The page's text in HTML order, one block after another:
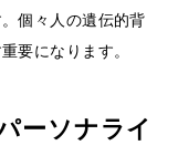
個々人の遺伝的背
要になります。
ーソナライ